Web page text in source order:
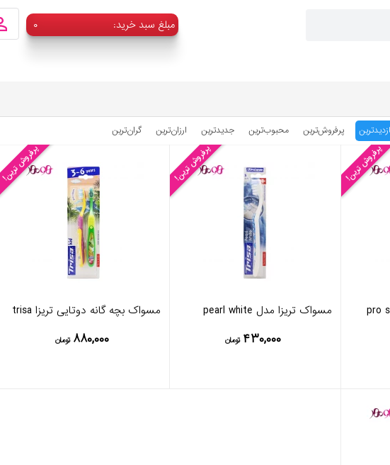
۰ :مبلغ سبد خرید
پرفروش‌ترین محبوب‌‌ترین جدیدترین ارزان‌ترین گران‌ترین
پرفروش ترین! پرفروش ترین!
مسواک تریزا مدل pearl white
۴۳۰,۰۰۰ تومان
پرفروش ترین!
مسواک بچه گانه دوتایی تریزا trisa
۸۸۰,۰۰۰ تومان